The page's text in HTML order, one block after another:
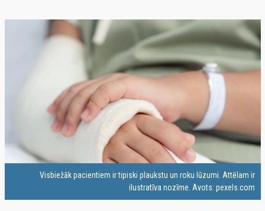
Visbiežāk pacientiem ir tipiski plaukstu un roku lūzumi. Attēlam ir
ilustratīva nozīme. Avots: pexels.com